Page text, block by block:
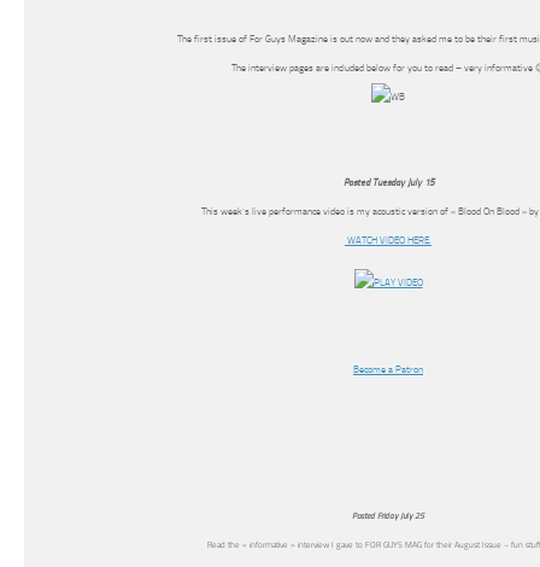
The first issue of For Guys Magazine is out now and they asked me to be their first
The interview pages are included below for you to read – very informative
Posted Tuesday July 15
This week’s live performance video is my acoustic version of « Blood On Blood » by
WATCH VIDEO HERE.
Become a Patron
Posted Friday July 25
Read the « informative » interview I gave to FOR GUYS MAG for their August Issue – fun